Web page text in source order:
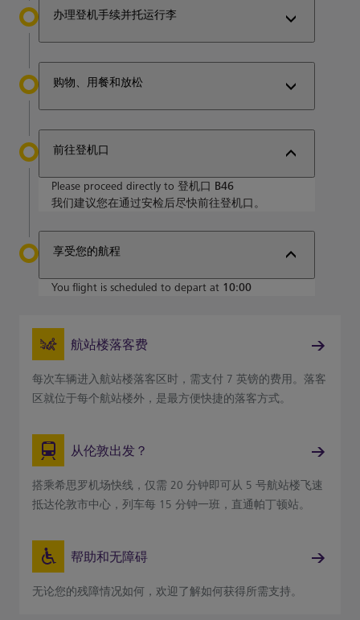
办理登机手续并托运行李
购物、用餐和放松
前往登机口
Please proceed directly to 登机口 B46
我们建议您在通过安检后尽快前往登机口。
享受您的航程
You flight is scheduled to depart at 10:00
航站楼落客费
每次车辆进入航站楼落客区时，需支付 7 英镑的费用。落客
区就位于每个航站楼外，是最方便快捷的落客方式。
从伦敦出发？
搭乘希思罗机场快线，仅需 20 分钟即可从 5 号航站楼飞速
抵达伦敦市中心，列车每 15 分钟一班，直通帕丁顿站。
帮助和无障碍
无论您的残障情况如何，欢迎了解如何获得所需支持。